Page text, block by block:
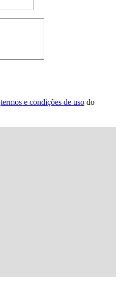
termos e condições de uso do